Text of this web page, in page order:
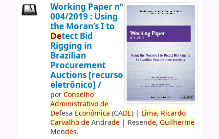
Working Paper nº
004/2019 : Using
the Moran’s I to
Detect Bid
Rigging in
Brazilian
Procurement
Auctions [recurso
eletrônico] /
porConselho
Administrativo de
Defesa Econômica (CADE)| Lima, Ricardo
Carvalho deAndrade| Resende, Guilherme
Mendes.